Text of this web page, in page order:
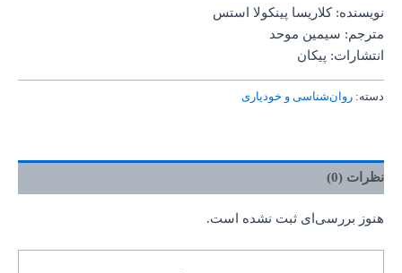
نویسنده: کلاریسا پینکولا استس
مترجم: سیمین موحد
انتشارات: پیکان
دسته: روان‌‌شناسی و خودیاری
نظرات (0)
هنوز بررسی‌ای ثبت نشده است.